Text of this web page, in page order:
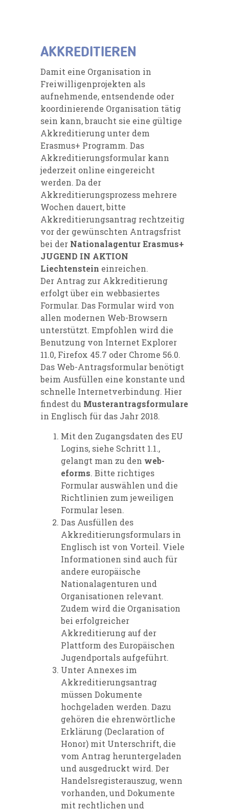
AKKREDITIEREN
Damit eine Organisation in
Freiwilligenprojekten als
aufnehmende, entsendende oder
koordinierende Organisation tätig
sein kann, braucht sie eine gültige
Akkreditierung unter dem
Erasmus+ Programm. Das
Akkreditierungsformular kann
jederzeit online eingereicht
werden. Da der
Akkreditierungsprozess mehrere
Wochen dauert, bitte
Akkreditierungsantrag rechtzeitig
vor der gewünschten Antragsfrist
bei der Nationalagentur Erasmus+
JUGEND IN AKTION
Liechtenstein einreichen.
Der Antrag zur Akkreditierung
erfolgt über ein webbasiertes
Formular. Das Formular wird von
allen modernen Web-Browsern
unterstützt. Empfohlen wird die
Benutzung von Internet Explorer
11.0, Firefox 45.7 oder Chrome 56.0.
Das Web-Antragsformular benötigt
beim Ausfüllen eine konstante und
schnelle Internetverbindung. Hier
findest du Musterantragsformulare
in Englisch für das Jahr 2018.
Mit den Zugangsdaten des EU
Logins, siehe Schritt 1.1.,
gelangt man zu den web-
eforms. Bitte richtiges
Formular auswählen und die
Richtlinien zum jeweiligen
Formular lesen.
Das Ausfüllen des
Akkreditierungsformulars in
Englisch ist von Vorteil. Viele
Informationen sind auch für
andere europäische
Nationalagenturen und
Organisationen relevant.
Zudem wird die Organisation
bei erfolgreicher
Akkreditierung auf der
Plattform des Europäischen
Jugendportals aufgeführt.
Unter Annexes im
Akkreditierungsantrag
müssen Dokumente
hochgeladen werden. Dazu
gehören die ehrenwörtliche
Erklärung (Declaration of
Honor) mit Unterschrift, die
vom Antrag heruntergeladen
und ausgedruckt wird. Der
Handelsregisterauszug, wenn
vorhanden, und Dokumente
mit rechtlichen und